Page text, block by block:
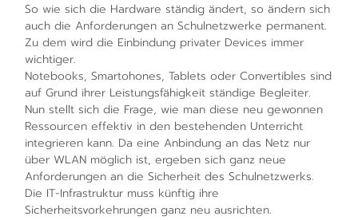
So wie sich die Hardware ständig ändert, so ändern sich
auch die Anforderungen an Schulnetzwerke permanent.
Zu dem wird die Einbindung privater Devices immer
wichtiger.
Notebooks, Smartohones, Tablets oder Convertibles sind
auf Grund ihrer Leistungsfähigkeit ständige Begleiter.
Nun stellt sich die Frage, wie man diese neu gewonnen
Ressourcen effektiv in den bestehenden Unterricht
integrieren kann. Da eine Anbindung an das Netz nur
über WLAN möglich ist, ergeben sich ganz neue
Anforderungen an die Sicherheit des Schulnetzwerks.
Die IT-Infrastruktur muss künftig ihre
Sicherheitsvorkehrungen ganz neu ausrichten.